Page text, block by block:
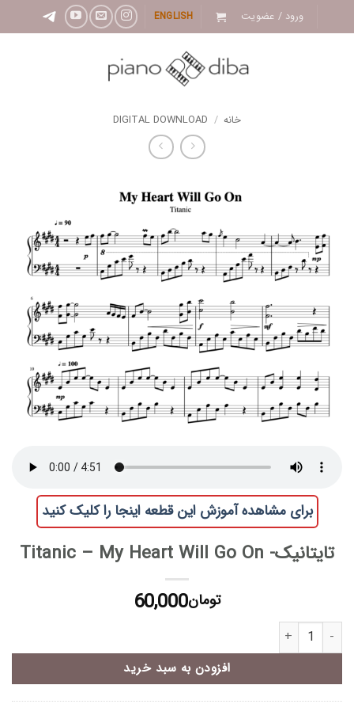
to
ورود / عضویت ENGLISH
خانه /
DIGITAL DOWNLOAD
برای مشاهده آموزش این قطعه اینجا را کلیک کنید
تایتانیک- Titanic – My Heart Will Go On
تومان60,000
تایتانیک- Titanic - My Heart Will Go On عدد
افزودن به سبد خرید